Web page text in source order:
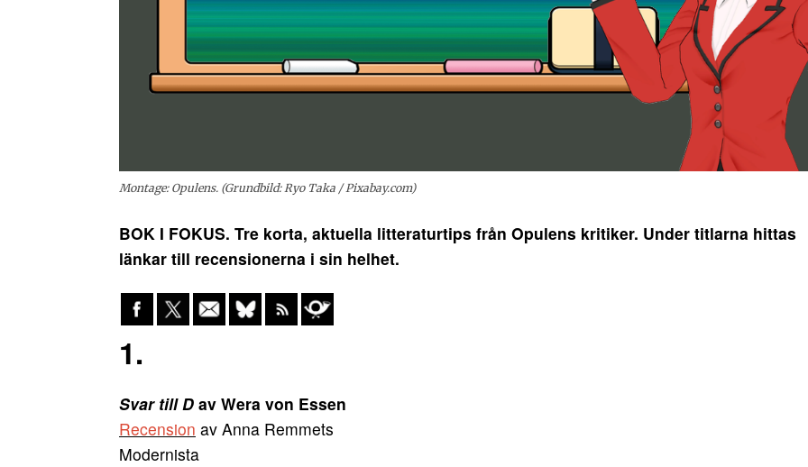
Montage: Opulens. (Grundbild: Ryo Taka / Pixabay.com)
BOK I FOKUS. Tre korta, aktuella litteraturtips från Opulens kritiker. Under titlarna hittas
länkar till recensionerna i sin helhet.
1.
Svar till D av Wera von Essen
Recension av Anna Remmets
Modernista